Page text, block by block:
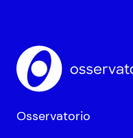
Osservatorio